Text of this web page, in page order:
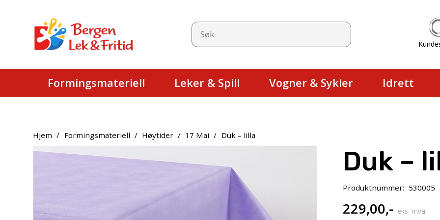
Formingsmateriell Leker & Spill Vogner & Sykler Idrett
Hjem / Formingsmateriell / Høytider / 17 Mai / Duk – lilla
Duk –
Produktnummer: 530005
229,00,- eks. mva.